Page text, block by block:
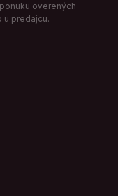
overených
u predajcu.